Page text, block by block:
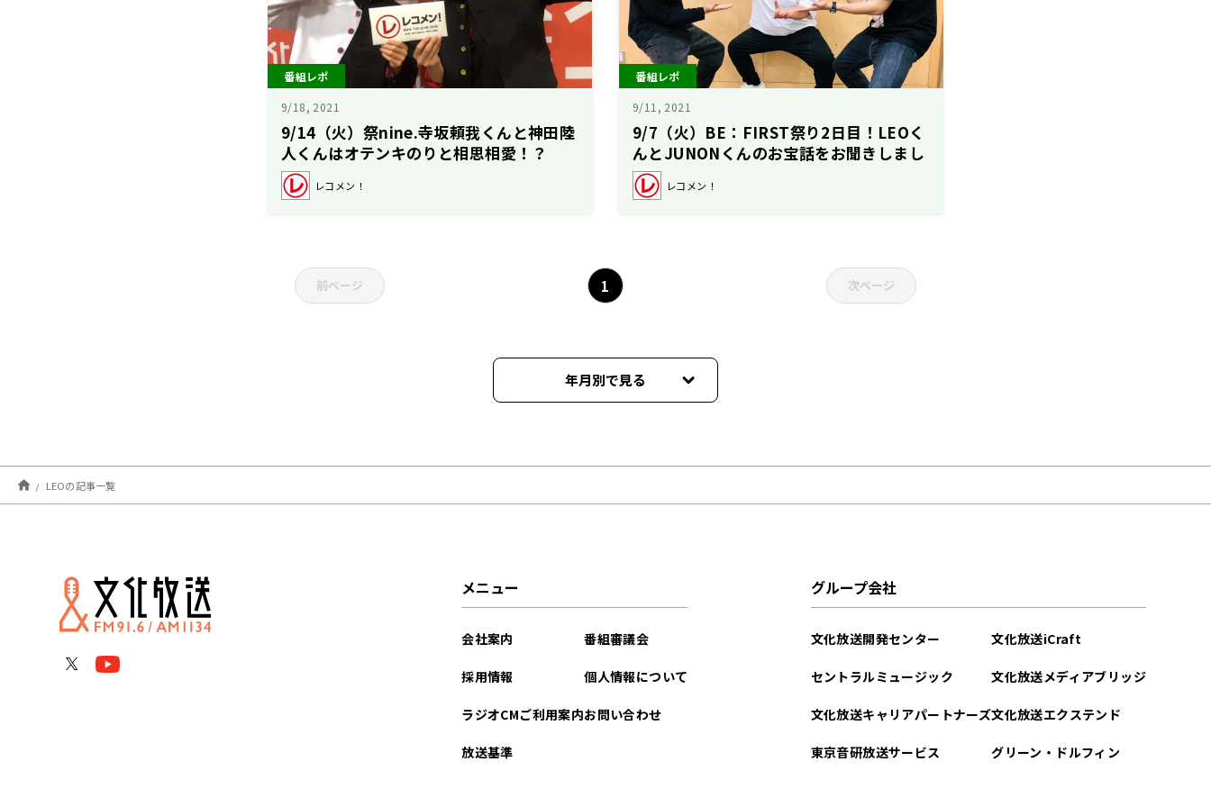
番組レポ
9/18, 2021
9/14（火）祭nine.寺坂頼我くんと神田陸
人くんはオテンキのりと相思相愛！？
レコメン！
番組レポ
9/11, 2021
9/7（火）BE：FIRST祭り2日目！LEOく
んとJUNONくんのお宝話をお聞きしまし
た！
レコメン！
前ページ 1 次ページ
年月別で見る
2023年06月
2023年05月
LEOの記事一覧
メニュー
会社案内
採用情報
ラジオCMご利用案内
放送基準
番組審議会
個人情報について
お問い合わせ
グループ会社
文化放送開発センター
セントラルミュージック
文化放送キャリアパートナーズ
東京音研放送サービス
文化放送iCraft
文化放送メディアブリッジ
文化放送エクステンド
グリーン・ドルフィン